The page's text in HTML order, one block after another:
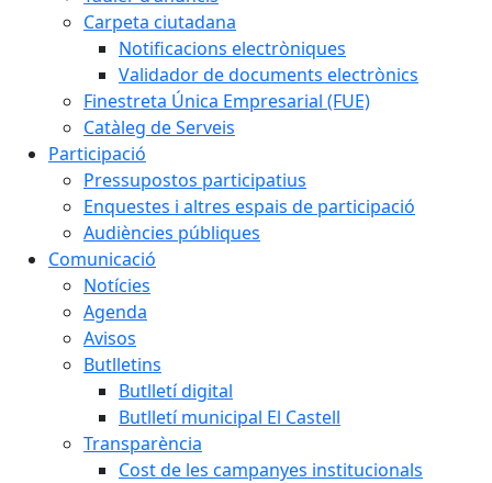
Carpeta ciutadana
Notificacions electròniques
Validador de documents electrònics
Finestreta Única Empresarial (FUE)
Catàleg de Serveis
Participació
Pressupostos participatius
Enquestes i altres espais de participació
Audiències públiques
Comunicació
Notícies
Agenda
Avisos
Butlletins
Butlletí digital
Butlletí municipal El Castell
Transparència
Cost de les campanyes institucionals